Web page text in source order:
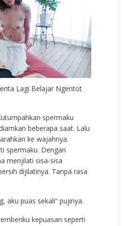
Lagi Belajar Ngentot
spermaku
beberapa saat. Lalu
ke wajahnya.
spermaku. Dengan
menjilati sisa-sisa
dijilatinya. Tanpa rasa
aku puas sekali” pujinya.
kepuasan seperti